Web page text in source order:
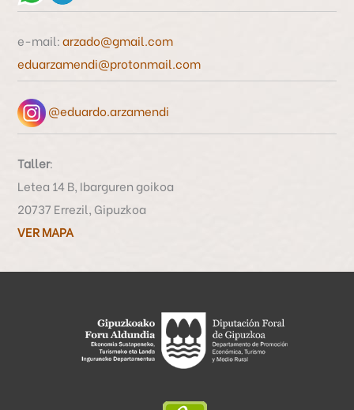
r
:
e-mail:arzado@gmail.com
eduarzamendi@protonmail.com
@eduardo.arzamendi
Taller:
Letea 14 B, Ibarguren goikoa
20737 Errezil, Gipuzkoa
VER MAPA